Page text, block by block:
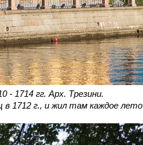
- 1714 гг. Арх. Трезини.
1712 г., и жил там каждое лето